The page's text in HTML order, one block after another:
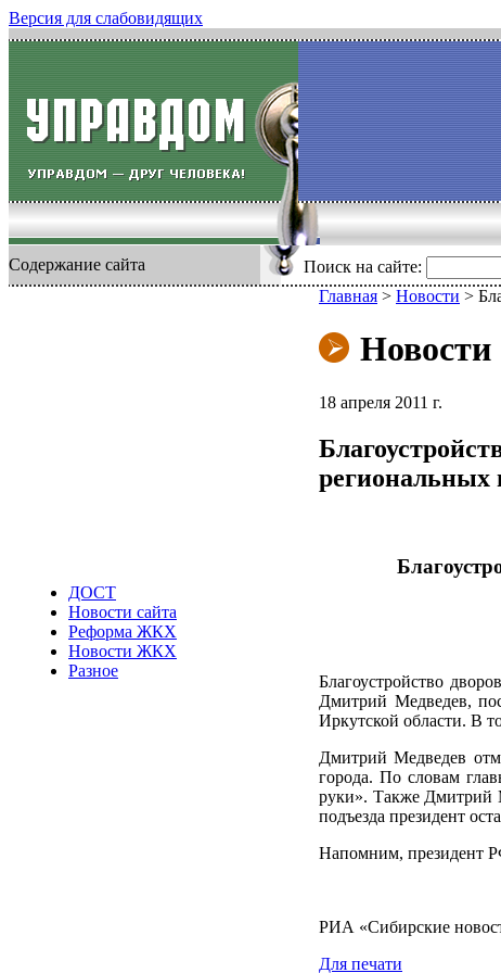
Версия для слабовидящих
Содержание сайта Поиск на сайте:
ДОСТ
Новости сайта
Реформа ЖКХ
Новости ЖКХ
Разное
Главная > Новости >
Новости
18 апреля 2011 г.
региональных
Благоустройство
Дмитрий Медведев,
Иркутской области. В
Дмитрий Медведев
города. По словам
руки». Также Дмитрий
подъезда президент
Напомним, президент
РИА «Сибирские
Для печати